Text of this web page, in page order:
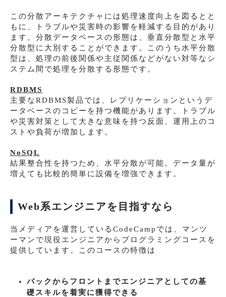
この分散アーキテクチャには処理速度向上を図るとと
もに、トラブルや災害時の影響を軽減する目的があり
ます。分散データベースの形態は、垂直分散型と水平
分散型に大別することができます。このうち水平分散
型は、処理の前後関係や主従関係などがない対等なシ
ステム間で処理を分散する形態です。
RDBMS
主要なRDBMS製品では、レプリケーションというデ
ータベースのコピーを持つ機能があります。トラブル
や災害対策として大きな意味を持つ反面、運用上のコ
ストや負荷が増加します。
NoSQL
結果整合性を持つため、水平分散が可能。データ量が
増えても比較的簡単に設備を増強できます。
Web系エンジニアを目指すなら
当メディアを運営しているCodeCampでは、マンツ
ーマンで現役エンジニアからプログラミングコースを
提供しています。このコースの特徴は
バックからフロントまでエンジニアとしての基
礎スキルを着実に獲得できる